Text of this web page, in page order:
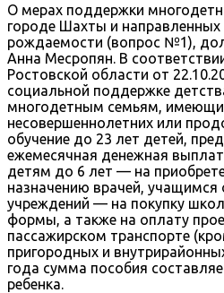
О мерах поддержки
городе Шахты и
рождаемости (вопрос №1),
Анна Месропян. В
Ростовской области от
социальной поддержке
многодетным семьям,
несовершеннолетних или
обучение до 23 лет детей,
ежемесячная денежная
детям до 6 лет — на
назначению врачей,
учреждений — на покупку
формы, а также на оплату
пассажирском транспорте
пригородных и
года сумма пособия
ребенка.